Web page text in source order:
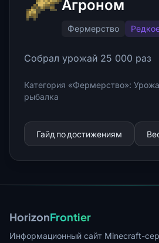
Агроном
Фермерство
Собрал урожай 25 000 раз
Категория «Фермерство»:
рыбалка
Гайд по достижениям
HorizonFrontier
Информационный сайт Minecraft-